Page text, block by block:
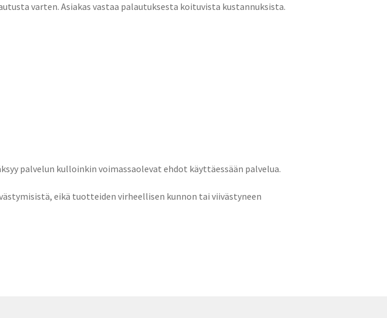
varten. Asiakas vastaa palautuksesta koituvista kustannuksista.
palvelun kulloinkin voimassaolevat ehdot käyttäessään palvelua.
eikä tuotteiden virheellisen kunnon tai viivästyneen